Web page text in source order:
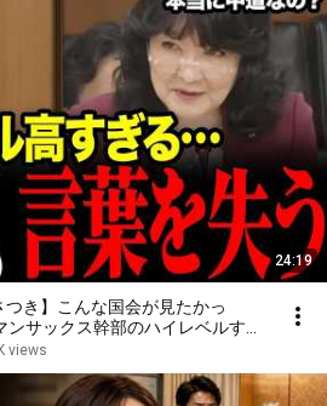
24:19
つき】こんな国会が見たかっ
サックス幹部のハイレベルすぎ
成 #片山さつき #国会
views